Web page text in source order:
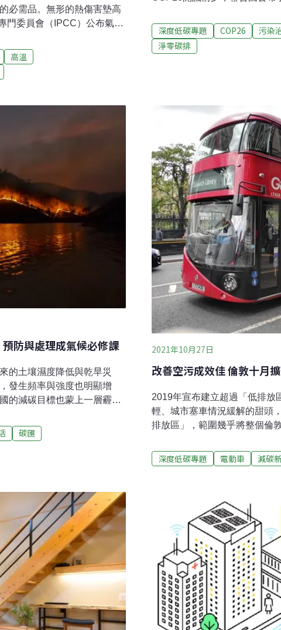
必需品。無形的熱傷害墊高
門委員會（IPCC）公布氣候
間 （1911-2020年）上升
到120-150天——相當於一年
也有增加的趨勢[1]，且以都
高溫
不足的事實。該報告追蹤了截
116個新版NDC內容。其統計
中和目標，2030年的溫室氣體
Guterres直言：「世界正通往
深度低碳專題 COP26 污染
淨零碳排
防與處理成氣候必修課
的土壤濕度降低與乾旱災
發生頻率與強度也明顯增
的減碳目標也蒙上一層霾
嚴重野火災情，其中，地中
hotspot）在7月、8月的野火
人。7月全球因野火而產生
要多。因野火肆虐而產生的
溫今年突破歷史新高，加上
替野火提供了適當的條件。
碳匯
2021年10月27日
改善空污成效佳 倫敦十月
2019年宣布建立超過「低排放
輕、城市塞車情況緩解的甜頭
排放區」，範圍幾乎將整個倫
除了產業密集、人口聚集之外
許多都市發展得早，起初的道
於是萌芽。COVID-19期間，
少，而賦予各大都會區擴大實
像是倫敦、柏林、米蘭、斯德
LEZ版本。其中，倫敦的低
深度低碳專題 電動車 減碳